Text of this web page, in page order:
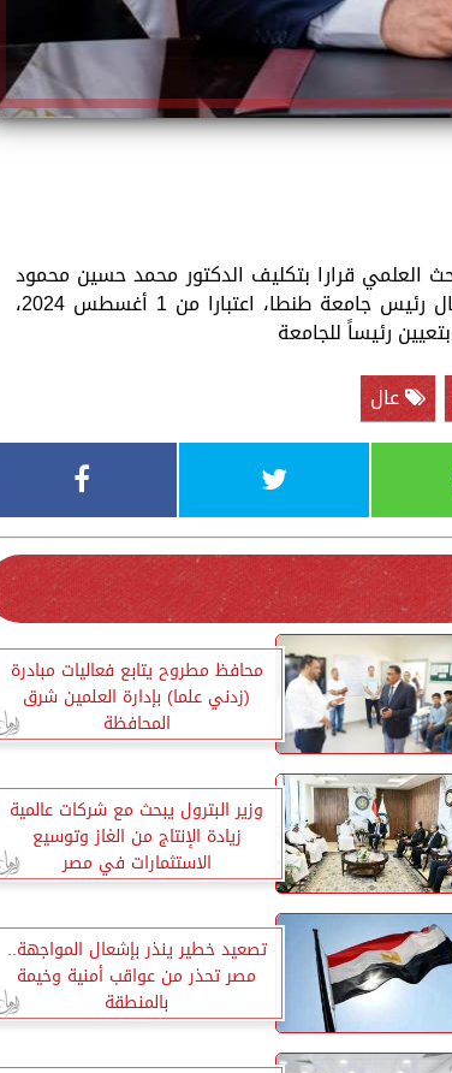
العلمي قرارا بتكليف الدكتور محمد حسين محمود
نائب رئيس لجامعة لشئون التعليم والطلاب، للقيام بأعمال رئيس جامعة طنطا، اعتبارا من 1 أغسطس 2024،
رئيساً للجامعة
عال
محافظ مطروح يتابع فعاليات مبادرة
(زدني علما) بإدارة العلمين شرق
المحافظة
وزير البترول يبحث مع شركات عالمية
زيادة الإنتاج من الغاز وتوسيع
الاستثمارات في مصر
تصعيد خطير ينذر بإشعال المواجهة..
مصر تحذر من عواقب أمنية وخيمة
بالمنطقة